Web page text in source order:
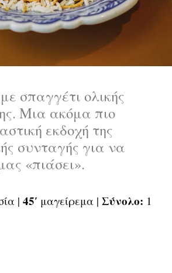
σπαγγέτι ολικής
Μια ακόμα πιο
εκδοχή της
συνταγής για να
«πιάσει».
|45′ μαγείρεμα |Σύνολο: 1